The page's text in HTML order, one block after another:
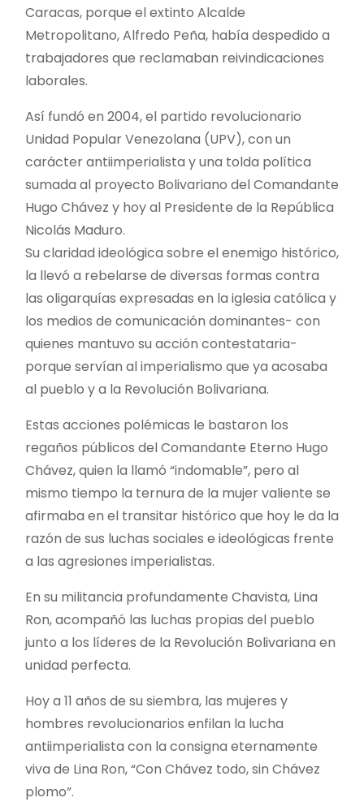
Caracas, porque el extinto Alcalde
Metropolitano, Alfredo Peña, había despedido a
trabajadores que reclamaban reivindicaciones
laborales.
Así fundó en 2004, el partido revolucionario
Unidad Popular Venezolana (UPV), con un
carácter antiimperialista y una tolda política
sumada al proyecto Bolivariano del Comandante
Hugo Chávez y hoy al Presidente de la República
Nicolás Maduro.
Su claridad ideológica sobre el enemigo histórico,
la llevó a rebelarse de diversas formas contra
las oligarquías expresadas en la iglesia católica y
los medios de comunicación dominantes- con
quienes mantuvo su acción contestataria-
porque servían al imperialismo que ya acosaba
al pueblo y a la Revolución Bolivariana.
Estas acciones polémicas le bastaron los
regaños públicos del Comandante Eterno Hugo
Chávez, quien la llamó “indomable”, pero al
mismo tiempo la ternura de la mujer valiente se
afirmaba en el transitar histórico que hoy le da la
razón de sus luchas sociales e ideológicas frente
a las agresiones imperialistas.
En su militancia profundamente Chavista, Lina
Ron, acompañó las luchas propias del pueblo
junto a los líderes de la Revolución Bolivariana en
unidad perfecta.
Hoy a 11 años de su siembra, las mujeres y
hombres revolucionarios enfilan la lucha
antiimperialista con la consigna eternamente
viva de Lina Ron, “Con Chávez todo, sin Chávez
plomo”.